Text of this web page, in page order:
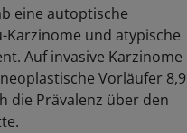
eine autoptische
Karzinome und atypische
Auf invasive Karzinome
Vorläufer 8,9
die Prävalenz über den